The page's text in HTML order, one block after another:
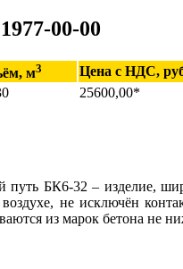
00-00
м3
Цена с НДС,
25600,00*
путь БК6-32 – изделие,
не исключён
из марок бетона не